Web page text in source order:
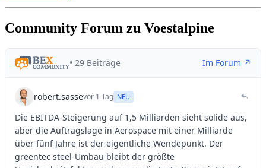
Community Forum zu Voestalpine